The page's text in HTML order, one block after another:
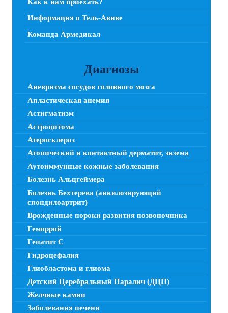
Как к нам приехать?
Информация о Тель-Авиве
Команда Армедикал
Диагнозы
Аневризма сосудов головного мозга
Апластическая анемия
Астигматизм
Астроцитома
Атеросклероз
Атопический и контактный дерматит, экзема
Аутоиммунные кожные заболевания
Болезнь Альцгеймера
Болезнь Бехтерева (анкилозирующий
спондилоартрит)
Врожденные пороки развития позвоночника
Геморрой
Гепатит C
Гидроцефалия
Глиобластома и глиома
Детский Церебральный Паралич (ДЦП)
Желчные камни
Заболевания печени